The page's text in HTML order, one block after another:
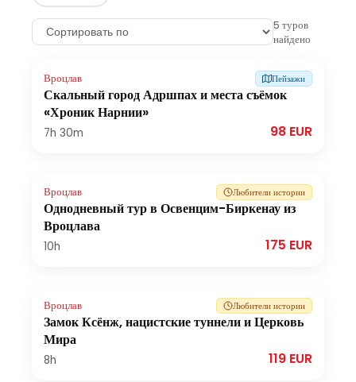
5 туров
найдено
Вроцлав Пейзажи
Скальный город Адршпах и места съёмок
«Хроник Нарнии»
7h 30m 98 EUR
Вроцлав Любители истории
Однодневный тур в Освенцим-Биркенау из
Вроцлава
10h 175 EUR
Вроцлав Любители истории
Замок Ксёнж, нацистские туннели и Церковь
Мира
8h 119 EUR